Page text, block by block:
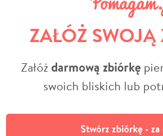
ZAŁÓŻ
Załóżdarmową zbiórkę
swoich bliskich lub
Stwórz zbiórkę - za